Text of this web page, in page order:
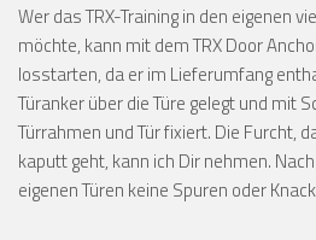
Wer das TRX-Training in den eigenen
möchte, kann mit dem TRX Door
losstarten, da er im Lieferumfang
Türanker über die Türe gelegt und mit
Türrahmen und Tür fixiert. Die Furcht,
kaputt geht, kann ich Dir nehmen.
eigenen Türen keine Spuren oder